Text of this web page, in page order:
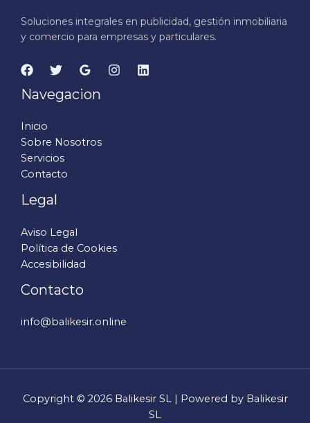
Soluciones integrales en publicidad, gestión inmobiliaria
y comercio para empresas y particulares.
Navegacion
Inicio
Sobre Nosotros
Servicios
Contacto
Legal
Aviso Legal
Política de Cookies
Accesibilidad
Contacto
info@balikesir.online
Copyright © 2026 Balikesir SL | Powered by Balikesir
SL